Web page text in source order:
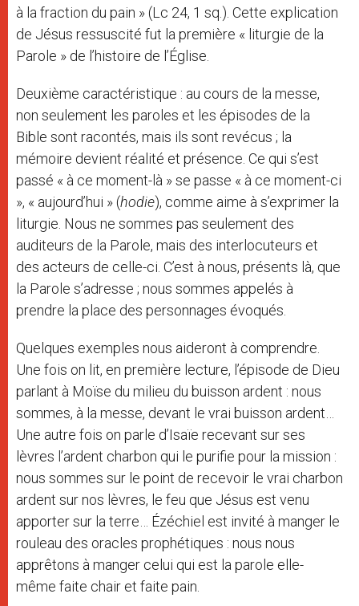
à la fraction du pain » (Lc 24, 1 sq.). Cette explication
de Jésus ressuscité fut la première « liturgie de la
Parole » de l’histoire de l’Église.
Deuxième caractéristique : au cours de la messe,
non seulement les paroles et les épisodes de la
Bible sont racontés, mais ils sont revécus ; la
mémoire devient réalité et présence. Ce qui s’est
passé « à ce moment-là » se passe « à ce moment-ci
», « aujourd’hui » (hodie), comme aime à s’exprimer la
liturgie. Nous ne sommes pas seulement des
auditeurs de la Parole, mais des interlocuteurs et
des acteurs de celle-ci. C’est à nous, présents là, que
la Parole s’adresse ; nous sommes appelés à
prendre la place des personnages évoqués.
Quelques exemples nous aideront à comprendre.
Une fois on lit, en première lecture, l’épisode de Dieu
parlant à Moïse du milieu du buisson ardent : nous
sommes, à la messe, devant le vrai buisson ardent…
Une autre fois on parle d’Isaïe recevant sur ses
lèvres l’ardent charbon qui le purifie pour la mission :
nous sommes sur le point de recevoir le vrai charbon
ardent sur nos lèvres, le feu que Jésus est venu
apporter sur la terre… Ézéchiel est invité à manger le
rouleau des oracles prophétiques : nous nous
apprêtons à manger celui qui est la parole elle-
même faite chair et faite pain.